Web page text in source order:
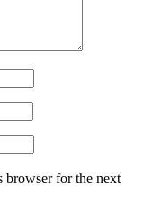
browser for the next